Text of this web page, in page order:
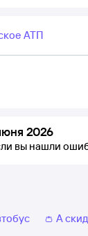
АТП
2026
вы нашли
👛 А